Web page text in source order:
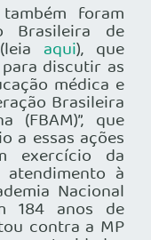
foram
Brasileira de
aqui), que
discutir as
médica e
Brasileira
(FBAM)”, que
a essas ações
exercício da
à
Nacional
184 anos de
contra a MP